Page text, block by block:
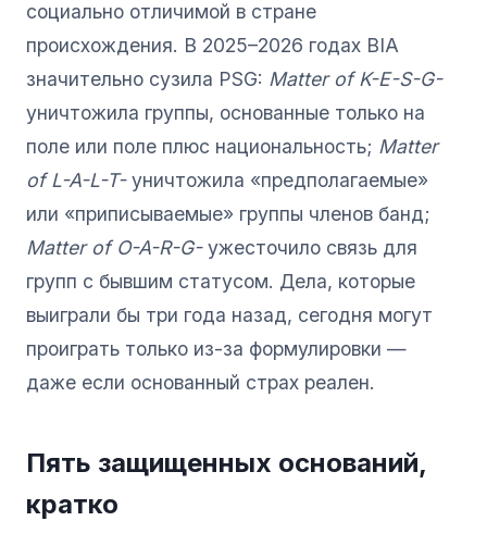
социально отличимой в стране
происхождения. В 2025–2026 годах BIA
значительно сузила PSG: Matter of K-E-S-G-
уничтожила группы, основанные только на
поле или поле плюс национальность; Matter
of L-A-L-T-уничтожила «предполагаемые»
или «приписываемые» группы членов банд;
Matter of O-A-R-G-ужесточило связь для
групп с бывшим статусом. Дела, которые
выиграли бы три года назад, сегодня могут
проиграть только из-за формулировки —
даже если основанный страх реален.
Пять защищенных оснований,
кратко